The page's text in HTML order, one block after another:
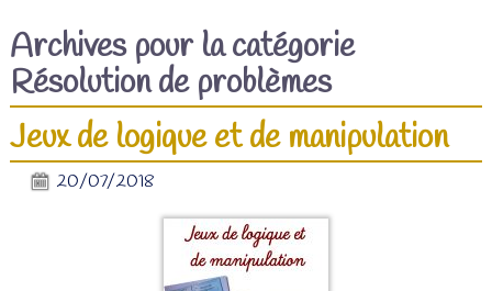
Archives pour la catégorie
Résolution de problèmes
Jeux de logique et de manipulation
20/07/2018